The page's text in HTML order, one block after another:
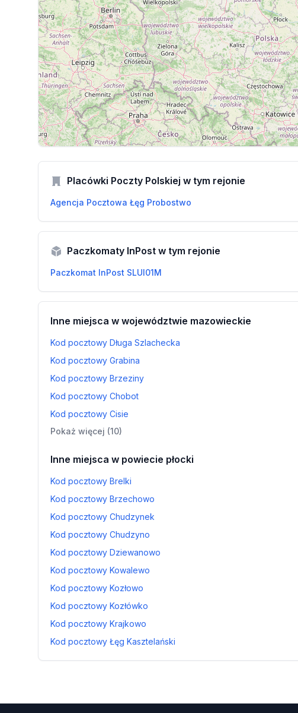
Placówki Poczty Polskiej w tym rejonie
Agencja Pocztowa Łęg Probostwo
Paczkomaty InPost w tym rejonie
Paczkomat InPost SLUI01M
Inne miejsca w województwie mazowieckie
Kod pocztowy Długa Szlachecka
Kod pocztowy Grabina
Kod pocztowy Brzeziny
Kod pocztowy Chobot
Kod pocztowy Cisie
Pokaż więcej (10)
Inne miejsca w powiecie płocki
Kod pocztowy Brelki
Kod pocztowy Brzechowo
Kod pocztowy Chudzynek
Kod pocztowy Chudzyno
Kod pocztowy Dziewanowo
Kod pocztowy Kowalewo
Kod pocztowy Kozłowo
Kod pocztowy Kozłówko
Kod pocztowy Krajkowo
Kod pocztowy Łęg Kasztelański